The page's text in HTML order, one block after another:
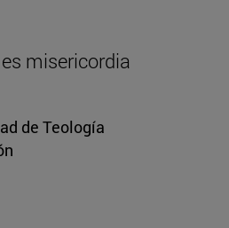
misericordia
de Teología